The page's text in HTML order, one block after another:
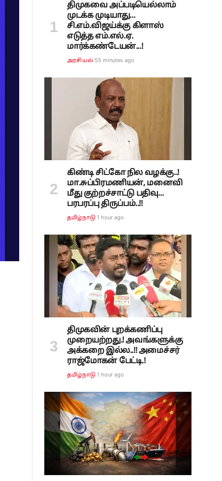
திமுகவை அப்படியெல்லாம்
முடக்க முடியாது...
சி.எம்.விஜய்க்கு கிளாஸ்
எடுத்த எம்.எல்.ஏ.
மார்க்கண்டேயன்...!
அரசியல் 55 minutes ago
கிண்டி சிட்கோ நில வழக்கு..!
மா.சுப்பிரமணியன், மனைவி
மீது குற்றச்சாட்டு பதிவு...
பரபரப்பு திருப்பம்..!!
தமிழ்நாடு 1 hour ago
திமுகவின் புறக்கணிப்பு
முறையற்றது.! அவங்களுக்கு
அக்கறை இல்ல..!! அமைச்சர்
ராஜ்மோகன் பேட்டி.!
தமிழ்நாடு 1 hour ago